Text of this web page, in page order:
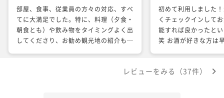
部屋、食事、従業員の方々の対応、すべ
てに大満足でした。特に、料理（夕食・
朝食とも）や飲み物をタイミングよく出
してくださり、お勧め観光地の紹介もし
初めて利用しました
くチェックインして
能すれば良かったと
笑 お酒が好きな方は
呂が好きな人には向
レビューをみる（37件）